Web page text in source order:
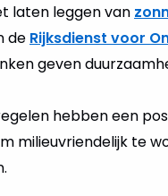
laten leggen van
de Rijksdienst voor
geven
hebben een
milieuvriendelijk te